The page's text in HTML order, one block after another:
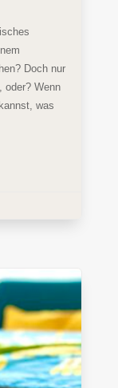
Doch nur
oder? Wenn
was